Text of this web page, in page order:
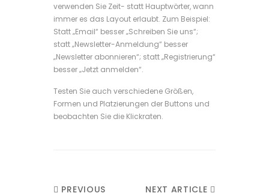
verwenden Sie Zeit- statt Hauptwörter, wann
immer es das Layout erlaubt. Zum Beispiel:
Statt „Email“ besser „Schreiben Sie uns“;
statt „Newsletter-Anmeldung“ besser
„Newsletter abonnieren“; statt „Registrierung“
besser „Jetzt anmelden“.
Testen Sie auch verschiedene Größen,
Formen und Platzierungen der Buttons und
beobachten Sie die Klickraten.
PREVIOUS
NEXT ARTICLE